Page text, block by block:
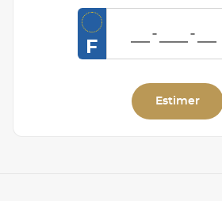
F
Estimer